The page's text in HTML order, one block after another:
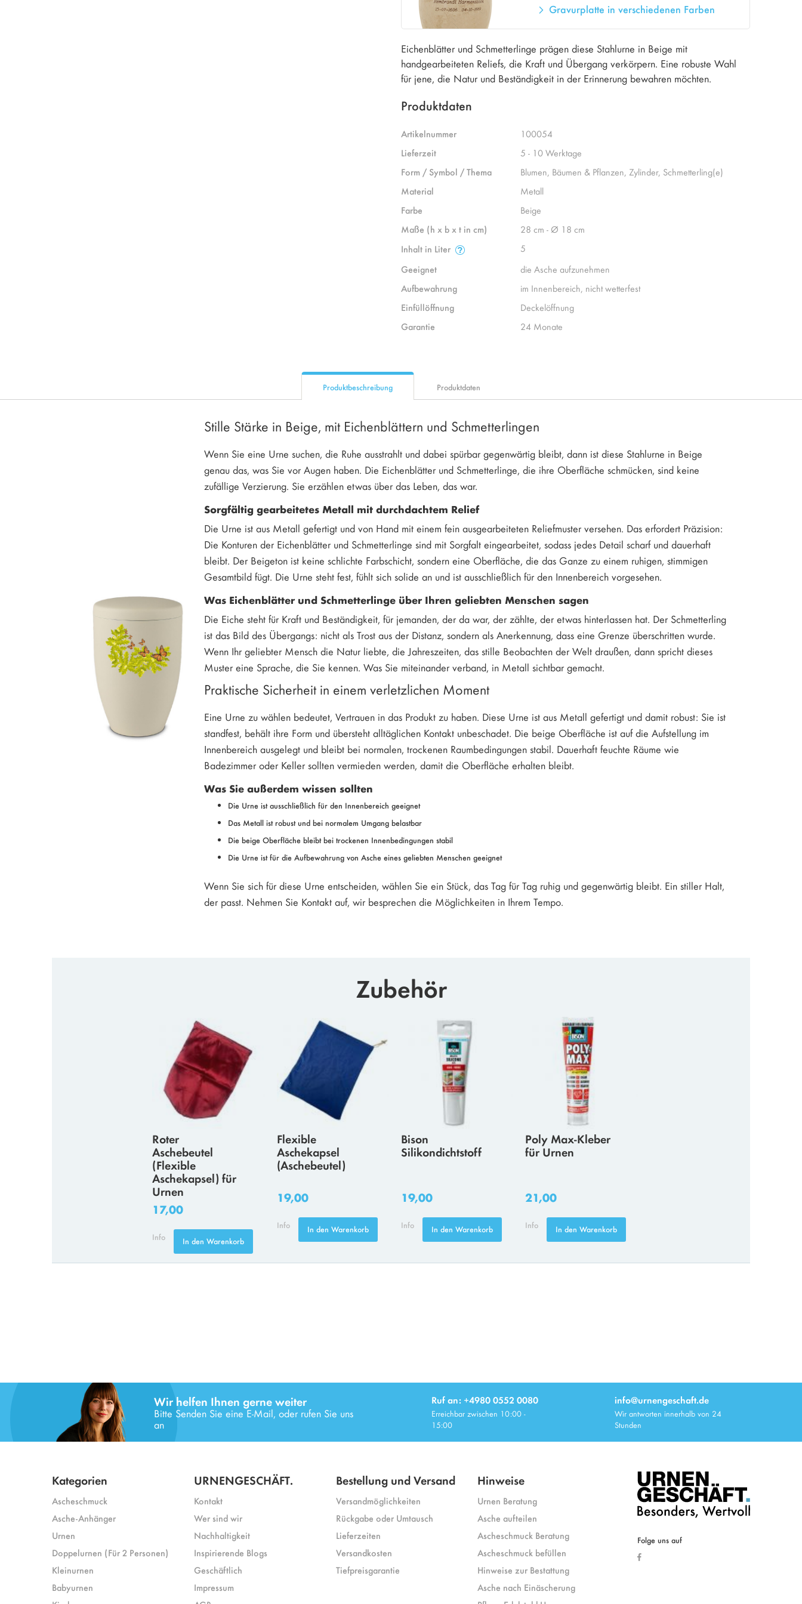
Gravurplatte in verschiedenen Farben
Eichenblätter und Schmetterlinge prägen diese Stahlurne in Beige mit
handgearbeiteten Reliefs, die Kraft und Übergang verkörpern. Eine robuste Wahl
für jene, die Natur und Beständigkeit in der Erinnerung bewahren möchten.
Produktdaten
Artikelnummer
100054
Lieferzeit
5 - 10 Werktage
Form / Symbol / Thema
Blumen, Bäumen & Pflanzen, Zylinder, Schmetterling(e)
Material
Metall
Farbe
Beige
Maße (h x b x t in cm)
28 cm - Ø 18 cm
Inhalt in Liter
5
Geeignet
die Asche aufzunehmen
Aufbewahrung
im Innenbereich, nicht wetterfest
Einfüllöffnung
Deckelöffnung
Garantie
24 Monate
Produktbeschreibung
Stille Stärke in Beige, mit Eichenblättern und Schmetterlingen
Wenn Sie eine Urne suchen, die Ruhe ausstrahlt und dabei spürbar gegenwärtig bleibt, dann ist diese Stahlurne in Beige
genau das, was Sie vor Augen haben. Die Eichenblätter und Schmetterlinge, die ihre Oberfläche schmücken, sind keine
zufällige Verzierung. Sie erzählen etwas über das Leben, das war.
Sorgfältig gearbeitetes Metall mit durchdachtem Relief
Die Urne ist aus Metall gefertigt und von Hand mit einem fein ausgearbeiteten Reliefmuster versehen. Das erfordert Präzision:
Die Konturen der Eichenblätter und Schmetterlinge sind mit Sorgfalt eingearbeitet, sodass jedes Detail scharf und dauerhaft
bleibt. Der Beigeton ist keine schlichte Farbschicht, sondern eine Oberfläche, die das Ganze zu einem ruhigen, stimmigen
Gesamtbild fügt. Die Urne steht fest, fühlt sich solide an und ist ausschließlich für den Innenbereich vorgesehen.
Was Eichenblätter und Schmetterlinge über Ihren geliebten Menschen sagen
Die Eiche steht für Kraft und Beständigkeit, für jemanden, der da war, der zählte, der etwas hinterlassen hat. Der Schmetterling
ist das Bild des Übergangs: nicht als Trost aus der Distanz, sondern als Anerkennung, dass eine Grenze überschritten wurde.
Wenn Ihr geliebter Mensch die Natur liebte, die Jahreszeiten, das stille Beobachten der Welt draußen, dann spricht dieses
Muster eine Sprache, die Sie kennen. Was Sie miteinander verband, in Metall sichtbar gemacht.
Praktische Sicherheit in einem verletzlichen Moment
Eine Urne zu wählen bedeutet, Vertrauen in das Produkt zu haben. Diese Urne ist aus Metall gefertigt und damit robust: Sie ist
standfest, behält ihre Form und übersteht alltäglichen Kontakt unbeschadet. Die beige Oberfläche ist auf die Aufstellung im
Innenbereich ausgelegt und bleibt bei normalen, trockenen Raumbedingungen stabil. Dauerhaft feuchte Räume wie
Badezimmer oder Keller sollten vermieden werden, damit die Oberfläche erhalten bleibt.
Was Sie außerdem wissen sollten
Die Urne ist ausschließlich für den Innenbereich geeignet
Das Metall ist robust und bei normalem Umgang belastbar
Die beige Oberfläche bleibt bei trockenen Innenbedingungen stabil
Die Urne ist für die Aufbewahrung von Asche eines geliebten Menschen geeignet
Wenn Sie sich für diese Urne entscheiden, wählen Sie ein Stück, das Tag für Tag ruhig und gegenwärtig bleibt. Ein stiller Halt,
der passt. Nehmen Sie Kontakt auf, wir besprechen die Möglichkeiten in Ihrem Tempo.
Produktdaten
Zubehör
Roter
Aschebeutel
(Flexible
Aschekapsel) für
Urnen
17,00
Info In den Warenkorb
Flexible
Aschekapsel
(Aschebeutel)
19,00
Info In den Warenkorb
Bison
Silikondichtstoff
19,00
Info In den Warenkorb
Poly Max-Kleber
für Urnen
21,00
Info In den Warenkorb
Wir helfen Ihnen gerne weiter
Bitte Senden Sie eine E-Mail, oder rufen Sie uns
an
Ruf an: +4980 0552 0080
Erreichbar zwischen 10:00 -
15:00
info@urnengeschaft.de
Wir antworten innerhalb von 24
Stunden
Kategorien
Ascheschmuck
Asche-Anhänger
Urnen
Doppelurnen (Für 2 Personen)
Kleinurnen
Babyurnen
URNENGESCHÄFT.
Kontakt
Wer sind wir
Nachhaltigkeit
Inspirierende Blogs
Geschäftlich
Impressum
Bestellung und Versand
Versandmöglichkeiten
Rückgabe oder Umtausch
Lieferzeiten
Versandkosten
Tiefpreisgarantie
Hinweise
Urnen Beratung
Asche aufteilen
Ascheschmuck Beratung
Ascheschmuck befüllen
Hinweise zur Bestattung
Asche nach Einäscherung
Folge uns auf